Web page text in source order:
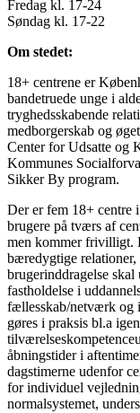
Fredag kl. 17-24
Søndag kl. 17-22
Om stedet:
18+ centrene er
bandetruede unge i
tryghedsskabende
medborgerskab og
Center for Udsatte og
Kommunes
Sikker By program.
Der er fem 18+ centre
brugere på tværs af
men kommer frivilligt.
bæredygtige
brugerinddragelse
fastholdelse i
fællesskab/netværk og
gøres i praksis bl.a
åbningstider i
dagstimerne udenfor
for individuel
normalsystemet,